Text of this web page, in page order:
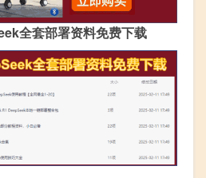
全套部署资料免费下载